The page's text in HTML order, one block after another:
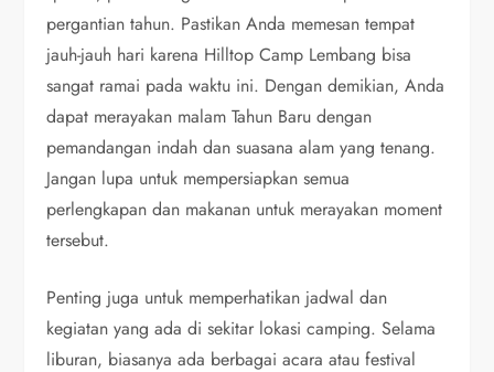
pergantian tahun. Pastikan Anda memesan tempat
jauh-jauh hari karena Hilltop Camp Lembang bisa
sangat ramai pada waktu ini. Dengan demikian, Anda
dapat merayakan malam Tahun Baru dengan
pemandangan indah dan suasana alam yang tenang.
Jangan lupa untuk mempersiapkan semua
perlengkapan dan makanan untuk merayakan moment
tersebut.
Penting juga untuk memperhatikan jadwal dan
kegiatan yang ada di sekitar lokasi camping. Selama
liburan, biasanya ada berbagai acara atau festival